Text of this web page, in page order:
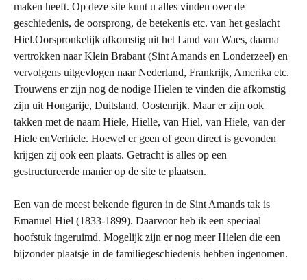
maken heeft. Op deze site kunt u alles vinden over de
geschiedenis, de oorsprong, de betekenis etc. van het geslacht
Hiel.Oorspronkelijk afkomstig uit het Land van Waes, daarna
vertrokken naar Klein Brabant (Sint Amands en Londerzeel) en
vervolgens uitgevlogen naar Nederland, Frankrijk, Amerika etc.
Trouwens er zijn nog de nodige Hielen te vinden die afkomstig
zijn uit Hongarije, Duitsland, Oostenrijk. Maar er zijn ook
takken met de naam Hiele, Hielle, van Hiel, van Hiele, van der
Hiele enVerhiele. Hoewel er geen of geen direct is gevonden
krijgen zij ook een plaats. Getracht is alles op een
gestructureerde manier op de site te plaatsen.
Een van de meest bekende figuren in de Sint Amands tak is
Emanuel Hiel (1833-1899). Daarvoor heb ik een speciaal
hoofstuk ingeruimd. Mogelijk zijn er nog meer Hielen die een
bijzonder plaatsje in de familiegeschiedenis hebben ingenomen.